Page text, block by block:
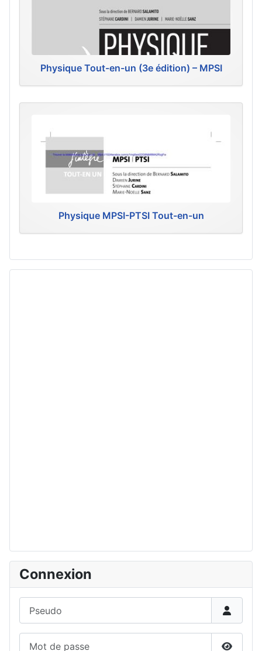
Physique Tout-en-un (3e édition) – MPSI
Physique MPSI-PTSI Tout-en-un
Connexion